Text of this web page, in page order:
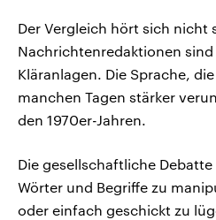
Der Vergleich hört sich nicht
Nachrichtenredaktionen
Kläranlagen. Die Sprache,
manchen Tagen stärker
den 1970er-Jahren.
Die gesellschaftliche
Wörter und Begriffe zu
oder einfach geschickt zu